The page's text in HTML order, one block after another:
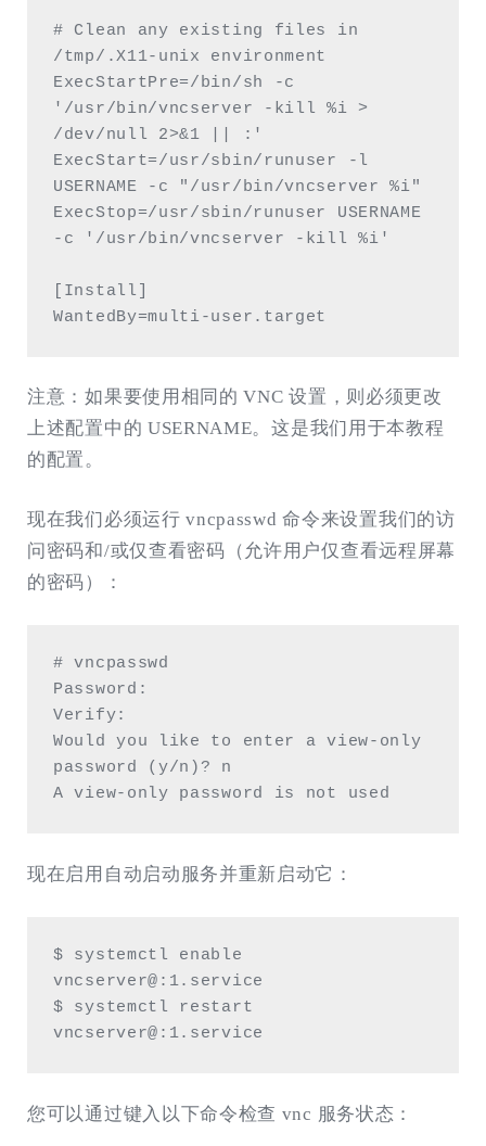
# Clean any existing files in
/tmp/.X11-unix environment
ExecStartPre=/bin/sh -c
'/usr/bin/vncserver -kill %i >
/dev/null 2>&1 || :'
ExecStart=/usr/sbin/runuser -l
USERNAME -c "/usr/bin/vncserver %i"
ExecStop=/usr/sbin/runuser USERNAME
-c '/usr/bin/vncserver -kill %i'
[Install]
WantedBy=multi-user.target
注意：如果要使用相同的 VNC 设置，则必须更改
上述配置中的 USERNAME。这是我们用于本教程
的配置。
现在我们必须运行 vncpasswd 命令来设置我们的访
问密码和/或仅查看密码（允许用户仅查看远程屏幕
的密码）：
# vncpasswd
Password:
Verify:
Would you like to enter a view-only
password (y/n)? n
A view-only password is not used
现在启用自动启动服务并重新启动它：
$ systemctl enable
vncserver@:1.service
$ systemctl restart
vncserver@:1.service
您可以通过键入以下命令检查 vnc 服务状态：